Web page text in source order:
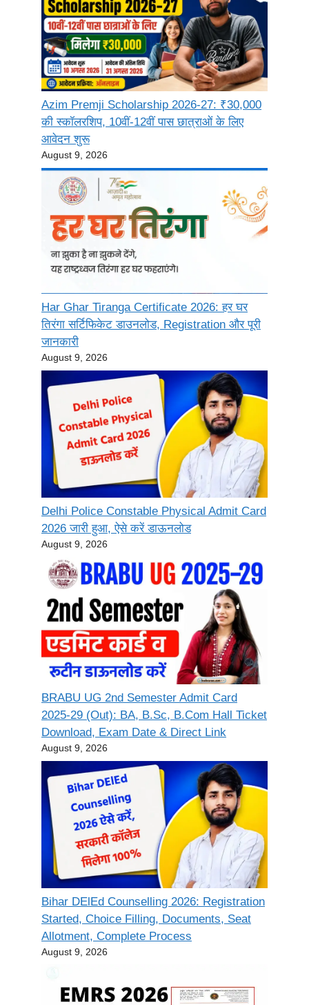
Azim Premji Scholarship 2026-27: ₹30,000
की स्कॉलरशिप, 10वीं-12वीं पास छात्राओं के लिए
आवेदन शुरू
August 9, 2026
Har Ghar Tiranga Certificate 2026: हर घर
तिरंगा सर्टिफिकेट डाउनलोड, Registration और पूरी
जानकारी
August 9, 2026
Delhi Police Constable Physical Admit Card
2026 जारी हुआ, ऐसे करें डाऊनलोड
August 9, 2026
BRABU UG 2nd Semester Admit Card
2025-29 (Out): BA, B.Sc, B.Com Hall Ticket
Download, Exam Date & Direct Link
August 9, 2026
Bihar DElEd Counselling 2026: Registration
Started, Choice Filling, Documents, Seat
Allotment, Complete Process
August 9, 2026